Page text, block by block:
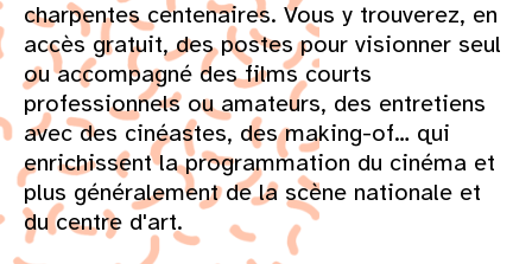
charpentes centenaires. Vous y trouverez, en
accès gratuit, des postes pour visionner seul
ou accompagné des films courts
professionnels ou amateurs, des entretiens
avec des cinéastes, des making-of… qui
enrichissent la programmation du cinéma et
plus généralement de la scène nationale et
du centre d'art.